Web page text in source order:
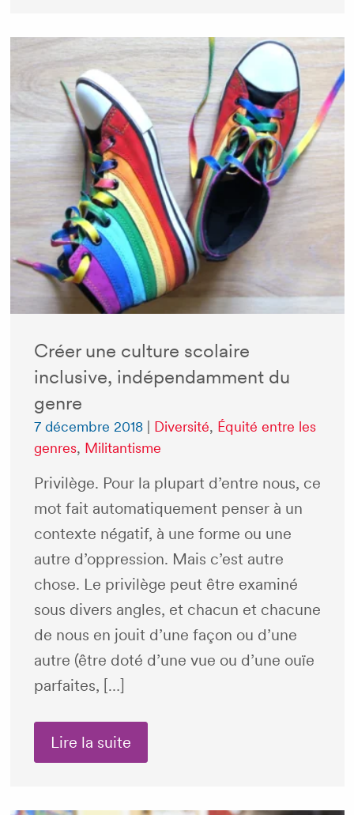
Créer une culture scolaire
inclusive, indépendamment du
genre
7 décembre 2018| Diversité, Équité entre les
genres, Militantisme
Privilège. Pour la plupart d’entre nous, ce
mot fait automatiquement penser à un
contexte négatif, à une forme ou une
autre d’oppression. Mais c’est autre
chose. Le privilège peut être examiné
sous divers angles, et chacun et chacune
de nous en jouit d’une façon ou d’une
autre (être doté d’une vue ou d’une ouïe
parfaites, […]
Lire la suite